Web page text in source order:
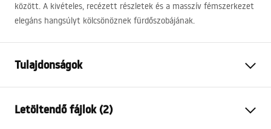
között. A kivételes, recézett részletek és a masszív fémszerkezet
elegáns hangsúlyt kölcsönöznek fürdőszobájának.
Tulajdonságok
Anyag
Letöltendő fájlok (2)